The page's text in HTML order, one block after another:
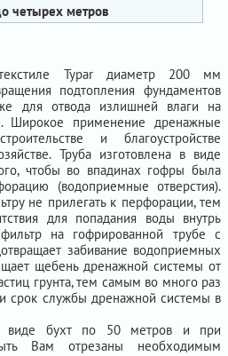
четырех метров
Typar диаметр 200 мм
подтопления фундаментов
для отвода излишней влаги на
Широкое применение дренажные
и благоустройстве
Труба изготовлена в виде
чтобы во впадинах гофры была
(водоприемные отверстия).
не прилегать к перфорации, тем
для попадания воды внутрь
на гофрированной трубе с
забивание водоприемных
щебень дренажной системы от
грунта, тем самым во много раз
срок службы дренажной системы в
виде бухт по 50 метров и при
Вам отрезаны необходимым